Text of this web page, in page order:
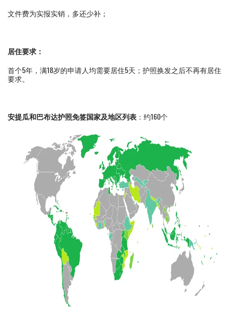
文件费为实报实销，多还少补；
居住要求：
首个5年，满18岁的申请人均需要居住5天；护照换发之后不再有居住
要求。
安提瓜和巴布达护照免签国家及地区列表 ：约160个